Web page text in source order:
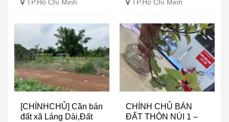
TP.Hồ Chí Minh TP.Hồ Chí Minh
[CHÍNHCHỦ] Cần bán
đất xã Láng Dài,Đất
CHÍNH CHỦ BÁN
ĐẤT THÔN NÚI 1 –